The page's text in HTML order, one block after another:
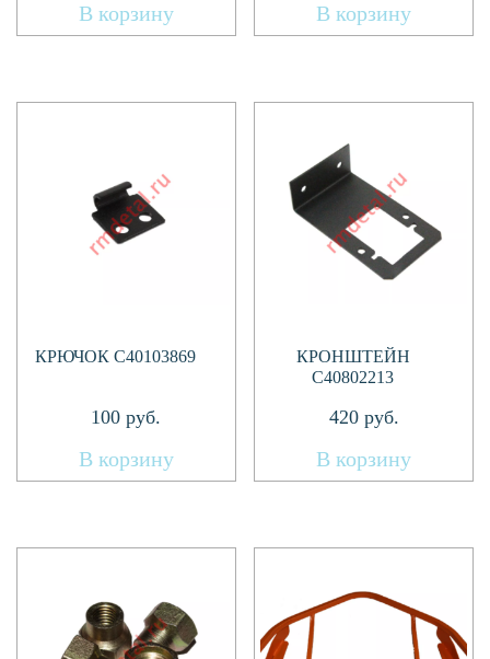
В корзину В корзину
КРЮЧОК C40103869
100 руб.
В корзину
КРОНШТЕЙН
C40802213
420руб.
В корзину